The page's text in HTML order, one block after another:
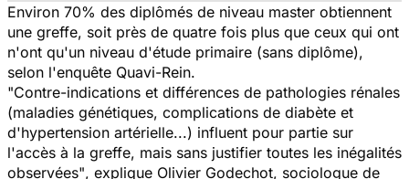
Environ 70% des diplômés de niveau master obtiennent
une greffe, soit près de quatre fois plus que ceux qui ont
n'ont qu'un niveau d'étude primaire (sans diplôme),
selon l'enquête Quavi-Rein.
"Contre-indications et différences de pathologies rénales
(maladies génétiques, complications de diabète et
d'hypertension artérielle...) influent pour partie sur
l'accès à la greffe, mais sans justifier toutes les inégalités
observées", explique Olivier Godechot, sociologue de